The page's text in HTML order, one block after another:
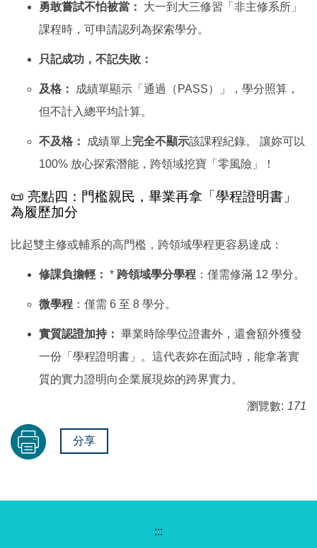
勇敢嘗試不怕被當：
大一到大三修習「非主修系所」
課程時，可申請認列為探索學分。
只記成功，不記失敗：
及格：
成績單顯示「通過（PASS）」，學分照算，
但不計入總平均計算。
不及格： 成績單上完全不顯示該課程紀錄。 讓妳可以
100% 放心探索潛能，跨領域挖寶「零風險」！
📜 亮點四：門檻親民，畢業再拿「學程證明書」
為履歷加分
比起雙主修或輔系的高門檻，跨領域學程更容易達成：
修課負擔輕： * 跨領域學分學程 ：僅需修滿 12 學分。
微學程 ：僅需 6 至 8 學分。
實質認證加持： 畢業時除學位證書外，還會額外獲發
一份「學程證明書」。這代表妳在面試時，能拿著實
質的實力證明向企業展現妳的跨界實力。
瀏覽數: 171
分享
:::